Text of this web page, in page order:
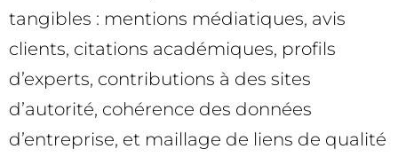
tangibles : mentions médiatiques, avis
clients, citations académiques, profils
d’experts, contributions à des sites
d’autorité, cohérence des données
d’entreprise, et maillage de liens de qualité